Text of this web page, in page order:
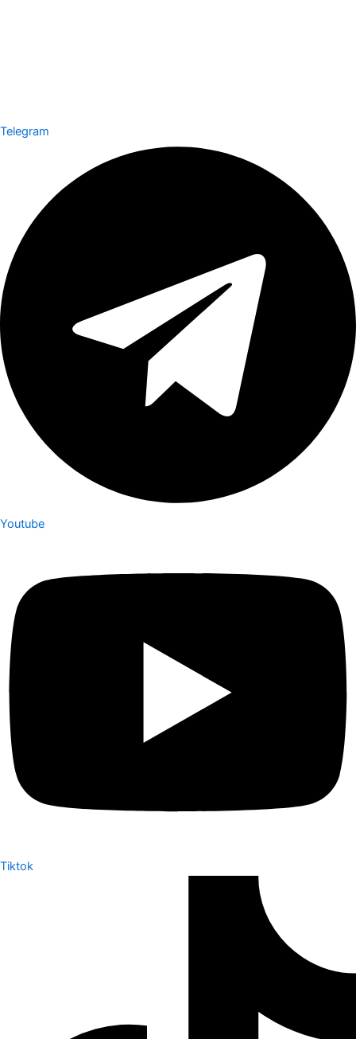
Telegram
Youtube
Tiktok